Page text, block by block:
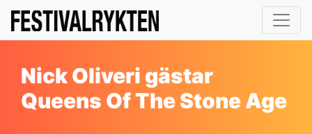
Nick Oliveri gästar
Queens Of The Stone Age